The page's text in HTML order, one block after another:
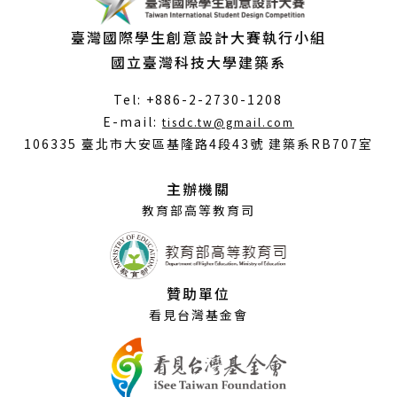
臺灣國際學生創意設計大賽執行小組
國立臺灣科技大學建築系
Tel: +886-2-2730-1208
E-mail:tisdc.tw@gmail.com
開
106335 臺北市大安區基隆路4段43號 建築系RB707室
主辦機關
教育部高等教育司
贊助單位
看見台灣基金會